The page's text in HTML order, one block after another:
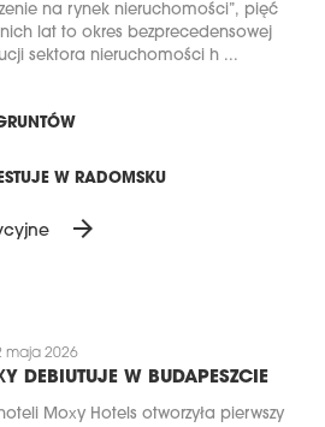
na rynek nieruchomości”, pięć
lat to okres bezprecedensowej
sektora nieruchomości h ...
W RADOMSKU
arrow_forward
maja 2026
DEBIUTUJE W BUDAPESZCIE
Moxy Hotels otworzyła pierwszy